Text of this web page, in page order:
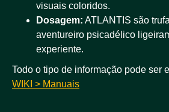
visuais coloridos.
Dosagem: ATLANTIS são
aventureiro psicadélico
experiente.
Todo o tipo de informação pode ser
WIKI > Manuais